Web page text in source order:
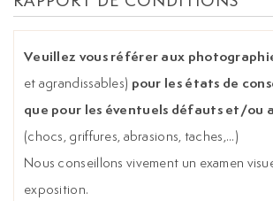
Veuillez vous référer aux
et agrandissables) pour les états de
que pour les éventuels défauts et/ou
(chocs, griffures, abrasions, taches,...)
Nous conseillons vivement un examen
exposition.